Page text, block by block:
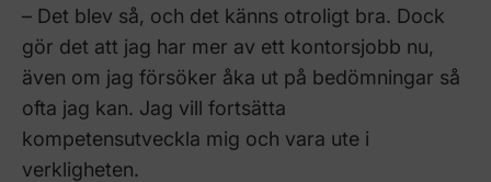
– Det blev så, och det känns otroligt bra. Dock
gör det att jag har mer av ett kontorsjobb nu,
även om jag försöker åka ut på bedömningar så
ofta jag kan. Jag vill fortsätta
kompetensutveckla mig och vara ute i
verkligheten.